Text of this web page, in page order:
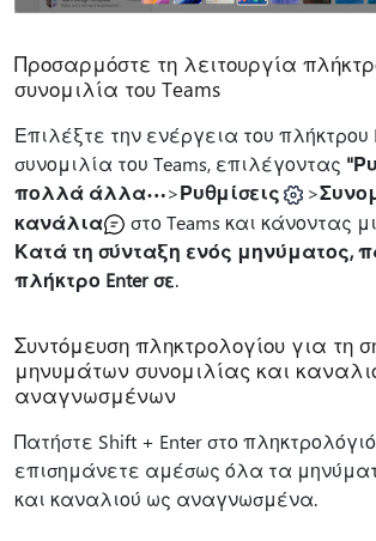
Προσαρμόστε τη λειτουργία
συνομιλία του Teams
Επιλέξτε την ενέργεια του πλήκτρου
συνομιλία του Teams, επιλέγοντας
πολλά άλλα
>Ρυθμίσεις >
κανάλια
στο Teams και κάνοντας
Κατά τη σύνταξη ενός μηνύματος,
πλήκτρο Enter σε.
Συντόμευση πληκτρολογίου για τη
μηνυμάτων συνομιλίας και
αναγνωσμένων
Πατήστε Shift + Enter στο
επισημάνετε αμέσως όλα τα
και καναλιού ως αναγνωσμένα.